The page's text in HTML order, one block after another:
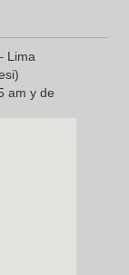
Lima
am y de